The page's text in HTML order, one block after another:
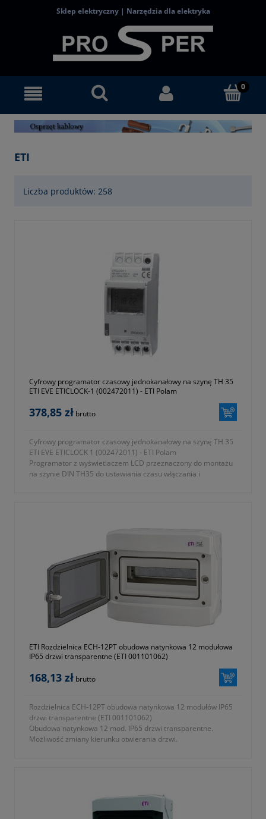
Sklep elektryczny | Narzędzia dla elektryka
ETI
Liczba produktów: 258
Cyfrowy programator czasowy jednokanałowy na szynę TH 35
ETI EVE ETICLOCK-1 (002472011) - ETI Polam
378,85 zł brutto
Cyfrowy programator czasowy jednokanałowy na szynę TH 35
ETI EVE ETICLOCK 1 (002472011) - ETI Polam
Programator z wyświetlaczem LCD przeznaczony do montażu
na szynie DIN TH35 do ustawiania czasu włączania i
- zestyk wyjściowy 1P 16A/AC 1
- seria EVE
- model ETICLOCK-1
- 32 miejsca w pamięci
- instalacja na szynie DIN TH 35
- gwarancja dwa lata
ETI Rozdzielnica ECH-12PT obudowa natynkowa 12 modułowa
IP65 drzwi transparentne (ETI 001101062)
168,13 zł brutto
Rozdzielnica ECH-12PT obudowa natynkowa 12 modułów IP65
drzwi transparentne (ETI 001101062)
Obudowa natynkowa 12 mod. IP65 drzwi transparentne.
Możliwość zmiany kierunku otwierania drzwi.